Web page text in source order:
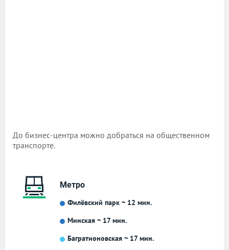
До бизнес-центра можно добраться на общественном
транспорте.
Метро
Филёвский парк ~ 12 мин.
Минская ~ 17 мин.
Багратионовская ~ 17 мин.